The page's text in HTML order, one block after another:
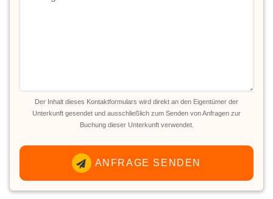
Der Inhalt dieses Kontaktformulars wird direkt an den Eigentümer der
Unterkunft gesendet und ausschließlich zum Senden von Anfragen zur
Buchung dieser Unterkunft verwendet.
ANFRAGE SENDEN